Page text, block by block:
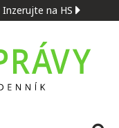
Inzerujte na HS